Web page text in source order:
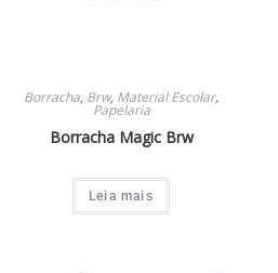
Borracha, Brw, Material Escolar,
Papelaria
Borracha Magic Brw
Leia mais